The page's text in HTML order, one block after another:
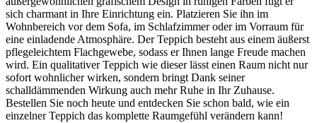
sich charmant in Ihre Einrichtung ein. Platzieren Sie ihn im
Wohnbereich vor dem Sofa, im Schlafzimmer oder im Vorraum für
eine einladende Atmosphäre. Der Teppich besteht aus einem äußerst
pflegeleichtem Flachgewebe, sodass er Ihnen lange Freude machen
wird. Ein qualitativer Teppich wie dieser lässt einen Raum nicht nur
sofort wohnlicher wirken, sondern bringt Dank seiner
schalldämmenden Wirkung auch mehr Ruhe in Ihr Zuhause.
Bestellen Sie noch heute und entdecken Sie schon bald, wie ein
einzelner Teppich das komplette Raumgefühl verändern kann!